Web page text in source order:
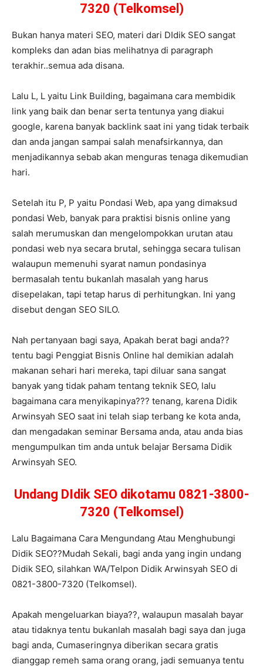
7320 (Telkomsel)
Bukan hanya materi SEO, materi dari DIdik SEO sangat
kompleks dan adan bias melihatnya di paragraph
terakhir..semua ada disana.
Lalu L, L yaitu Link Building, bagaimana cara membidik
link yang baik dan benar serta tentunya yang diakui
google, karena banyak backlink saat ini yang tidak terbaik
dan anda jangan sampai salah menafsirkannya, dan
menjadikannya sebab akan menguras tenaga dikemudian
hari.
Setelah itu P, P yaitu Pondasi Web, apa yang dimaksud
pondasi Web, banyak para praktisi bisnis online yang
salah merumuskan dan mengelompokkan urutan atau
pondasi web nya secara brutal, sehingga secara tulisan
walaupun memenuhi syarat namun pondasinya
bermasalah tentu bukanlah masalah yang harus
disepelakan, tapi tetap harus di perhitungkan. Ini yang
disebut dengan SEO SILO.
Nah pertanyaan bagi saya, Apakah berat bagi anda??
tentu bagi Penggiat Bisnis Online hal demikian adalah
makanan sehari hari mereka, tapi diluar sana sangat
banyak yang tidak paham tentang teknik SEO, lalu
bagaimana cara menyikapinya??? tenang, karena Didik
Arwinsyah SEO saat ini telah siap terbang ke kota anda,
dan mengadakan seminar Bersama anda, atau anda bias
mengumpulkan tim anda untuk belajar Bersama Didik
Arwinsyah SEO.
Undang DIdik SEO dikotamu 0821-3800-
7320 (Telkomsel)
Lalu Bagaimana Cara Mengundang Atau Menghubungi
Didik SEO??Mudah Sekali, bagi anda yang ingin undang
Didik SEO, silahkan WA/Telpon Didik Arwinsyah SEO di
0821-3800-7320 (Telkomsel).
Apakah mengeluarkan biaya??, walaupun masalah bayar
atau tidaknya tentu bukanlah masalah bagi saya dan juga
bagi anda, Cumaseringnya diberikan secara gratis
dianggap remeh sama orang orang, jadi semuanya tentu